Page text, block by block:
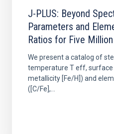
J-PLUS: Beyond
Parameters and
Ratios for Five
We present a catalog of
temperature T eff, surface
metallicity [Fe/H]) and
([C/Fe],...